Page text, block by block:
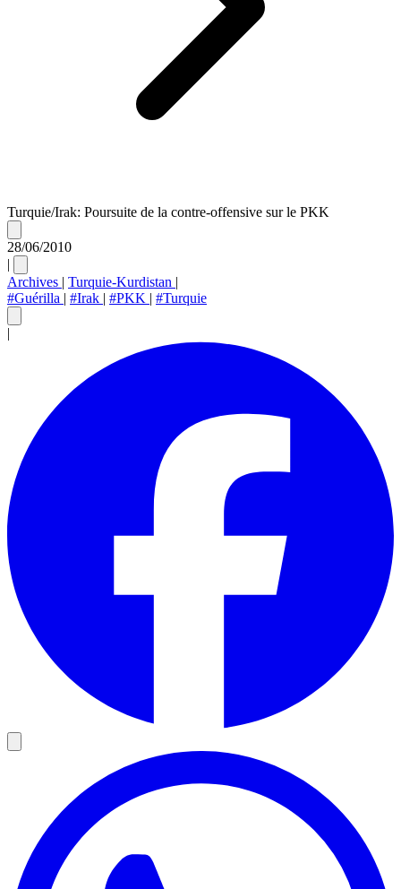
Turquie/Irak: Poursuite de la contre-offensive sur le PKK
28/06/2010
|
Archives | Turquie-Kurdistan |
#Guérilla | #Irak | #PKK | #Turquie
|